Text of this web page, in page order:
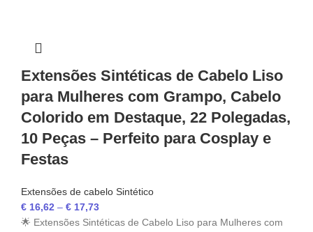
Extensões Sintéticas de Cabelo Liso
para Mulheres com Grampo, Cabelo
Colorido em Destaque, 22 Polegadas,
10 Peças – Perfeito para Cosplay e
Festas
Extensões de cabelo Sintético
€ 16,62 – € 17,73
🌟 Extensões Sintéticas de Cabelo Liso para Mulheres com